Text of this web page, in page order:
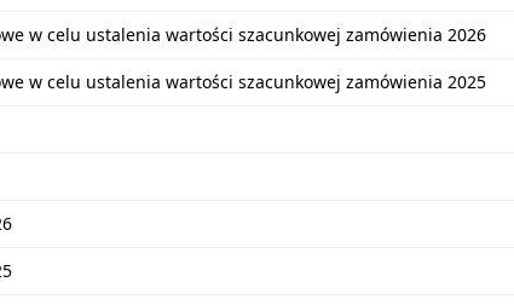
w celu ustalenia wartości szacunkowej zamówienia 2026
w celu ustalenia wartości szacunkowej zamówienia 2025